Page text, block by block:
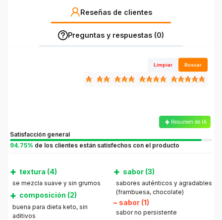
Reseñas de clientes
Preguntas y respuestas (0)
Limpiar Buscar
Resumen de IA
Satisfacción general
94.75% de los clientes están satisfechos con el producto
+ textura (4)
se mezcla suave y sin grumos
+ composición (2)
buena para dieta keto, sin
aditivos
+ sabor (3)
sabores auténticos y agradables
(frambuesa, chocolate)
– sabor (1)
sabor no persistente